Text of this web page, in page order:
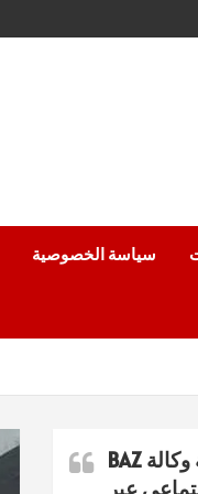
سياسة الخصوصية
متابعينا الأعزاء يمكنكم متابعة وكالة BAZ
عبر